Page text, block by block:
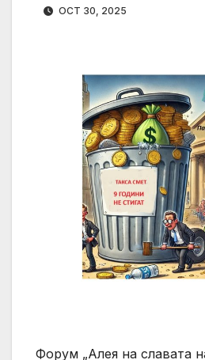
OCT 30, 2025
Форум „Алея на славата